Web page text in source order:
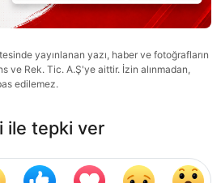
yayınlanan yazı, haber ve fotoğrafların
ve Rek. Tic. A.Ş'ye aittir. İzin alınmadan,
edilemez.
ile tepki ver